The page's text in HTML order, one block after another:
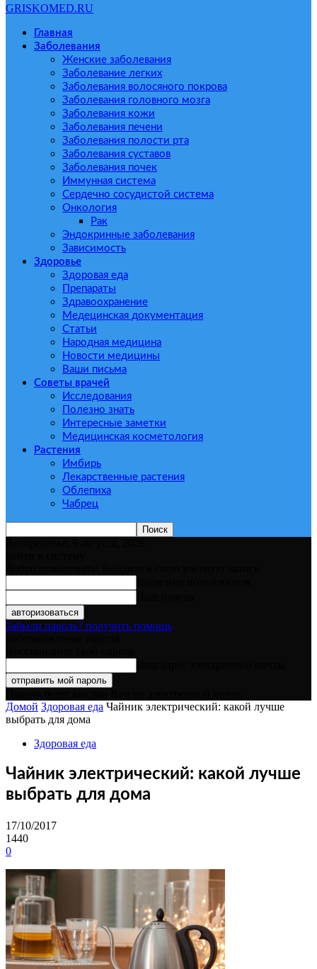
GRISKOMED.RU
Главная
Заболевания
Женские заболевания
Заболевание легких
Заболевания волосяного покрова
Заболевания головного мозга
Заболевания кожи
Заболевания печени
Заболевания полости рта
Заболевания суставов
Заболевания почек
Иммунная система
Сердечно сосудистой система
Онкология
Рак
Эндокринные заболевания
Зависимость
Здоровье
Здоровая еда
Препараты
Здравоохранение
Медецинская документация
Статьи
Народная медицина
Новости медицины
Ваши письма
Советы врачей
Исследования
Полезно знать
Интересные заметки
Медицинская косметология
Растения
Имбирь
Лекарственные растения
Облепиха
Чабрец
Забыли пароль? получить помощь
Домой Здоровая еда Чайник электрический: какой лучше
выбрать для дома
Здоровая еда
Чайник электрический: какой лучше
выбрать для дома
17/10/2017
1440
0